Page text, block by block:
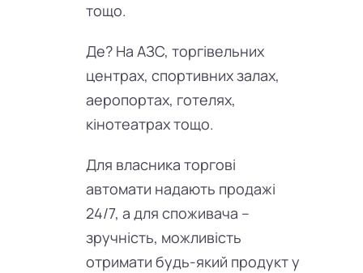
тощо.
Де? На АЗС, торгівельних
центрах, спортивних залах,
аеропортах, готелях,
кінотеатрах тощо.
Для власника торгові
автомати надають продажі
24/7, а для споживача –
зручність, можливість
отримати будь-який продукт у